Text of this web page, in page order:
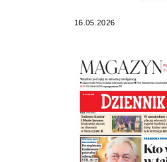
16.05.2026